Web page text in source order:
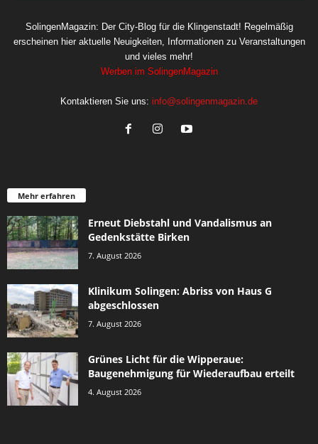
SolingenMagazin: Der City-Blog für die Klingenstadt! Regelmäßig
erscheinen hier aktuelle Neuigkeiten, Informationen zu Veranstaltungen
und vieles mehr!
Werben im SolingenMagazin
Kontaktieren Sie uns: info@solingenmagazin.de
Mehr erfahren
Erneut Diebstahl und Vandalismus an
Gedenkstätte Birken
7. August 2026
Klinikum Solingen: Abriss von Haus G
abgeschlossen
7. August 2026
Grünes Licht für die Wipperaue:
Baugenehmigung für Wiederaufbau erteilt
4. August 2026